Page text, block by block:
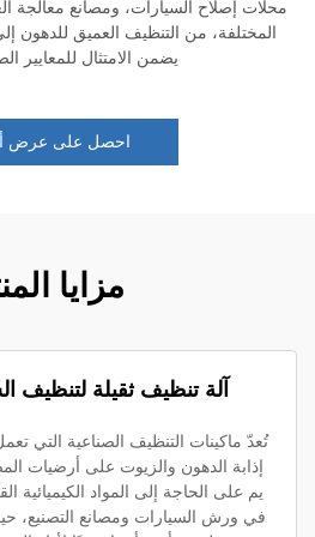
إصلاح السيارات، ومصانع معالجة الغذاء
من التنظيف العميق للدهون إلى
يضمن الامتثال للمعايير الصحية
احصل على عرض أسعار
مزايا المنتج
آلة تنظيف ثقيلة لتنظيف
ماكينات التنظيف الصناعية التي تعمل
يم على الحاجة إلى المواد الكيميائية القاسية.
ورش السيارات ومصانع التصنيع، حيث